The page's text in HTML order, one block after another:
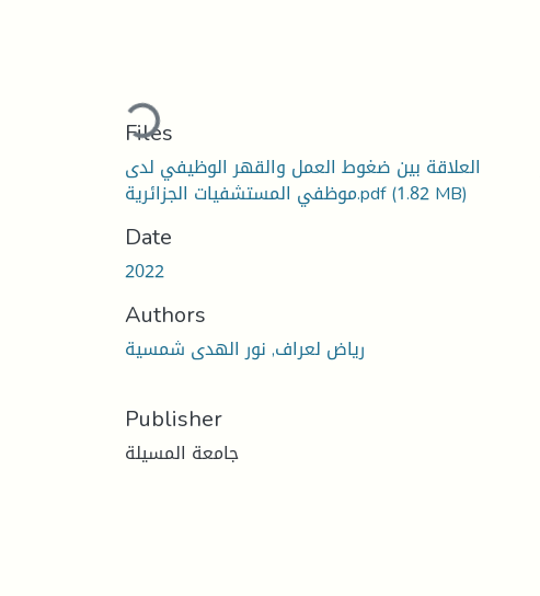
Loading...
Files
العلاقة بين ضغوط العمل والقهر الوظيفي لدى
موظفي المستشفيات الجزائرية.pdf(1.82 MB)
Date
2022
Authors
رياض لعراف, نور الهدى شمسية
Publisher
جامعة المسيلة